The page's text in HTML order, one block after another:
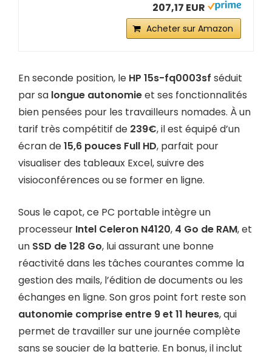
207,17 EUR
Acheter sur Amazon
En seconde position, le HP 15s-fq0003sf séduit
par sa longue autonomieet ses fonctionnalités
bien pensées pour les travailleurs nomades. À un
tarif très compétitif de 239€, il est équipé d’un
écran de15,6 pouces Full HD, parfait pour
visualiser des tableaux Excel, suivre des
visioconférences ou se former en ligne.
Sous le capot, ce PC portable intègre un
processeur Intel Celeron N4120, 4 Go de RAM, et
un SSD de 128 Go, lui assurant une bonne
réactivité dans les tâches courantes comme la
gestion des mails, l’édition de documents ou les
échanges en ligne. Son gros point fort reste son
autonomie comprise entre 9 et 11 heures, qui
permet de travailler sur une journée complète
sans se soucier de la batterie. En bonus, il inclut